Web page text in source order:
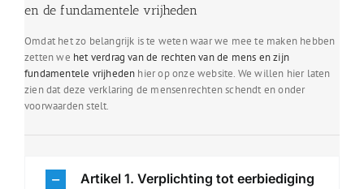
en de fundamentele vrijheden
Omdat het zo belangrijk is te weten waar we mee te maken hebben
zetten we het verdrag van de rechten van de mens en zijn
fundamentele vrijheden hier op onze website. We willen hier laten
zien dat deze verklaring de mensenrechten schendt en onder
voorwaarden stelt.
Artikel 1. Verplichting tot eerbiediging